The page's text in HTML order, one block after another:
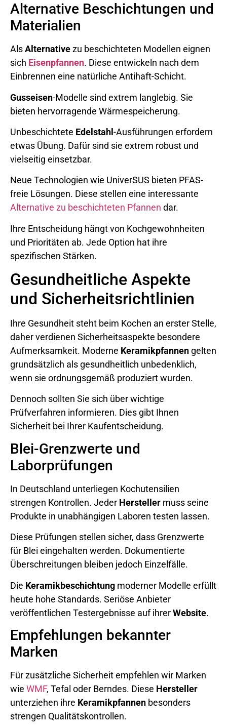
Alternative Beschichtungen und
Materialien
AlsAlternativezu beschichteten Modellen eignen
sich Eisenpfannen. Diese entwickeln nach dem
Einbrennen eine natürliche Antihaft-Schicht.
Gusseisen-Modelle sind extrem langlebig. Sie
bieten hervorragende Wärmespeicherung.
Unbeschichtete Edelstahl -Ausführungen erfordern
etwas Übung. Dafür sind sie extrem robust und
vielseitig einsetzbar.
Neue Technologien wie UniverSUS bieten PFAS-
freie Lösungen. Diese stellen eine interessante
Alternative zu beschichteten Pfannen dar.
Ihre Entscheidung hängt von Kochgewohnheiten
und Prioritäten ab. Jede Option hat ihre
spezifischen Stärken.
Gesundheitliche Aspekte
und Sicherheitsrichtlinien
Ihre Gesundheit steht beim Kochen an erster Stelle,
daher verdienen Sicherheitsaspekte besondere
Aufmerksamkeit. Moderne Keramikpfannen gelten
grundsätzlich als gesundheitlich unbedenklich,
wenn sie ordnungsgemäß produziert wurden.
Dennoch sollten Sie sich über wichtige
Prüfverfahren informieren. Dies gibt Ihnen
Sicherheit bei Ihrer Kaufentscheidung.
Blei-Grenzwerte und
Laborprüfungen
In Deutschland unterliegen Kochutensilien
strengen Kontrollen. Jeder Hersteller muss seine
Produkte in unabhängigen Laboren testen lassen.
Diese Prüfungen stellen sicher, dass Grenzwerte
für Blei eingehalten werden. Dokumentierte
Überschreitungen bleiben jedoch Einzelfälle.
Die Keramikbeschichtung moderner Modelle erfüllt
heute hohe Standards. Seriöse Anbieter
veröffentlichen Testergebnisse auf ihrerWebsite.
Empfehlungen bekannter
Marken
Für zusätzliche Sicherheit empfehlen wir Marken
wie WMF, Tefal oder Berndes. Diese Hersteller
unterziehen ihre Keramikpfannen besonders
strengen Qualitätskontrollen.